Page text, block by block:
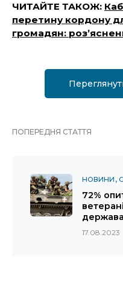
ЧИТАЙТЕ ТАКОЖ:
перетину кордону
громадян:
ПОПЕРЕДНЯ СТАТТЯ
НОВИНИ
72%
17.08.2023